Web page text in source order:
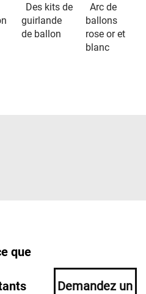
Des kits de
guirlande
de ballon
Arc de
ballons
rose or et
blanc
que
Demandez un